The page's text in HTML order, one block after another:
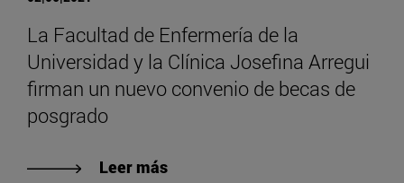
La Facultad de Enfermería de la
Universidad y la Clínica Josefina Arregui
firman un nuevo convenio de becas de
posgrado
Leer más